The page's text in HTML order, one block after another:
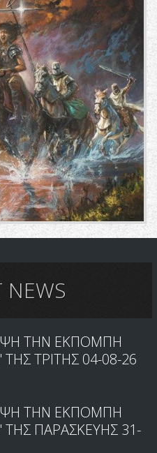
NEWS
ΤΗΝ ΕΚΠΟΜΠΗ
ΤΗΣ ΤΡΙΤΗΣ 04-08-26
ΤΗΝ ΕΚΠΟΜΠΗ
ΤΗΣ ΠΑΡΑΣΚΕΥΗΣ 31-